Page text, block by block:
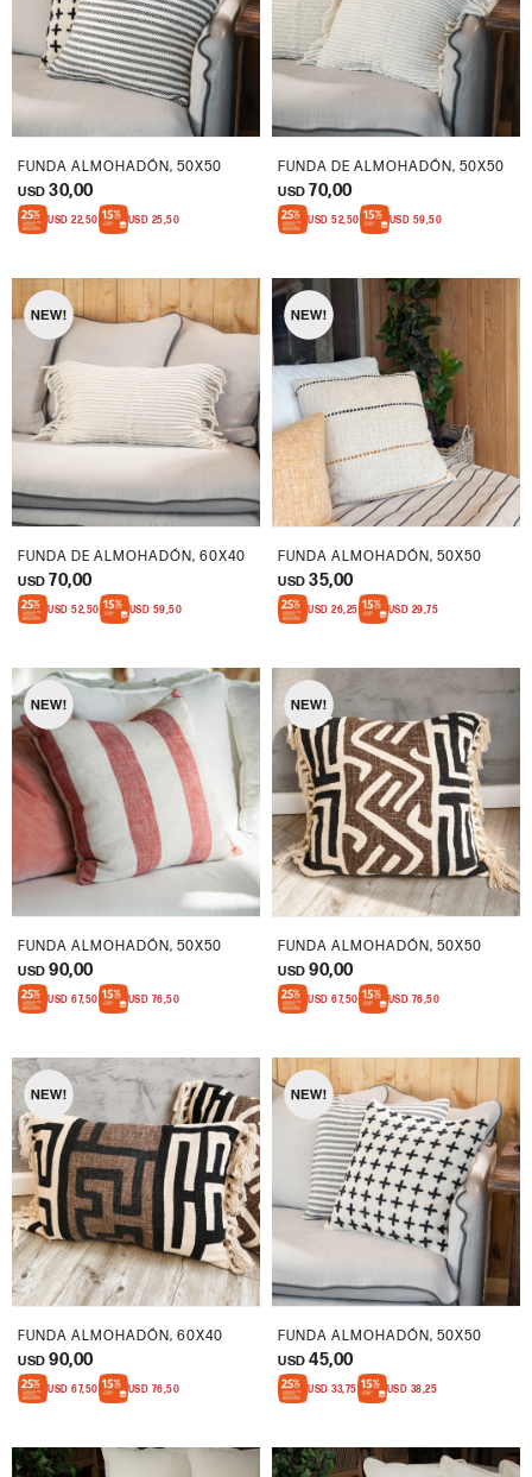
FUNDA ALMOHADÓN, 50X50
USD 30,00
USD 22,50 USD 25,50
FUNDA DE ALMOHADÓN, 50X50
USD 70,00
USD 52,50 USD 59,50
FUNDA DE ALMOHADÓN, 60X40
USD 70,00
USD 52,50 USD 59,50
FUNDA ALMOHADÓN, 50X50
USD 35,00
USD 26,25 USD 29,75
FUNDA ALMOHADÓN, 50X50
USD 90,00
USD 67,50 USD 76,50
FUNDA ALMOHADÓN, 50X50
USD 90,00
USD 67,50 USD 76,50
FUNDA ALMOHADÓN, 60X40
USD 90,00
USD 67,50 USD 76,50
FUNDA ALMOHADÓN, 50X50
USD 45,00
USD 33,75 USD 38,25